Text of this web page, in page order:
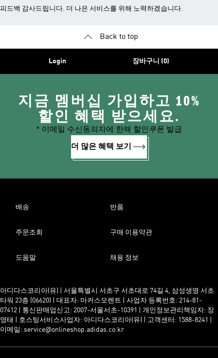
피드백 감사드립니다. 더 나은 서비스를 위해 노력하겠습니다.
Back to top
Login 장바구니 (0)
지금 멤버십 가입하고 10%
할인 혜택 받으세요.
* 이메일 수신동의자에 한해 할인쿠폰 발급
더 많은 혜택 보기
배송 반품
주문조회 구매 이용약관
도움말 채용 정보
아디다스코리아(유) | 서울특별시 서초구 서초대로 74길 4, 삼성생명 서초
타워 23층 (06620) | 대표자: 마커스모렌트 | 사업자 등록번호: 214-81-
07412 | 통신판매업신고: 2007-서울서초-10391 | 개인정보관리책임자: 장
영태 | 호스팅서비스사업자: 아디다스코리아(유) | 고객센터: 1588-8241 |
이메일: service@onlineshop.adidas.co.kr